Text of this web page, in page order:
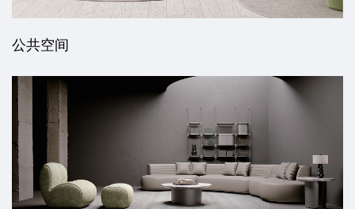
公共空间